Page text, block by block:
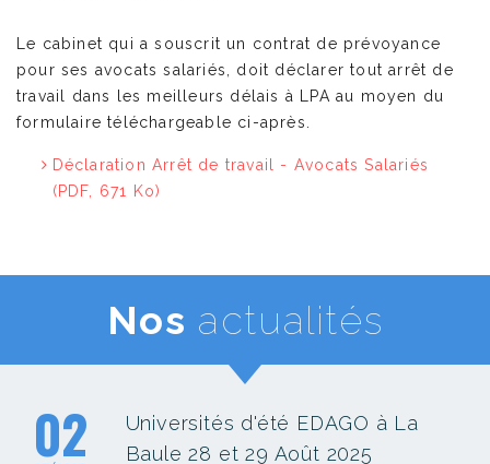
Le cabinet qui a souscrit un contrat de prévoyance
pour ses avocats salariés, doit déclarer tout arrêt de
travail dans les meilleurs délais à LPA au moyen du
formulaire téléchargeable ci-après.
Déclaration Arrêt de travail - Avocats Salariés
(PDF, 671 Ko)
Nos actualités
02
Universités d'été EDAGO à La
Baule 28 et 29 Août 2025